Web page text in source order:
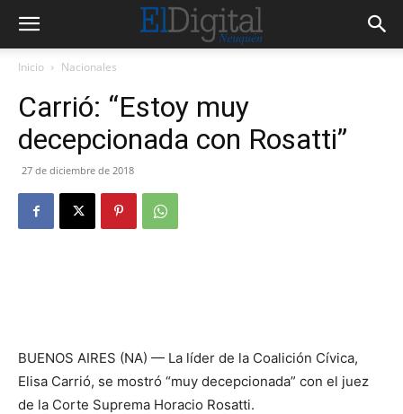
Inicio Nacionales
Carrió: “Estoy muy
decepcionada con Rosatti”
27 de diciembre de 2018
BUENOS AIRES (NA) — La líder de la Coalición Cívica,
Elisa Carrió, se mostró “muy decepcionada” con el juez
de la Corte Suprema Horacio Rosatti.